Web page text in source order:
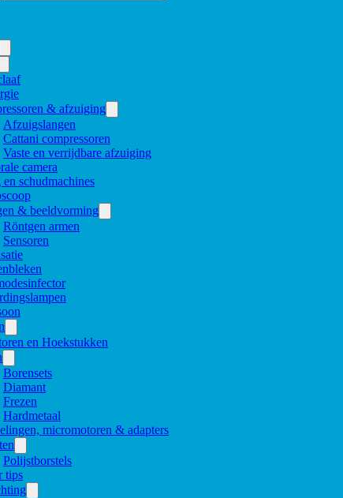
& afzuiging
Afzuigslangen
Cattani compressoren
Vaste en verrijdbare afzuiging
camera
schudmachines
& beeldvorming
Röntgen armen
Sensoren
en Hoekstukken
Borensets
Diamant
Frezen
Hardmetaal
micromotoren & adapters
Polijstborstels
tips